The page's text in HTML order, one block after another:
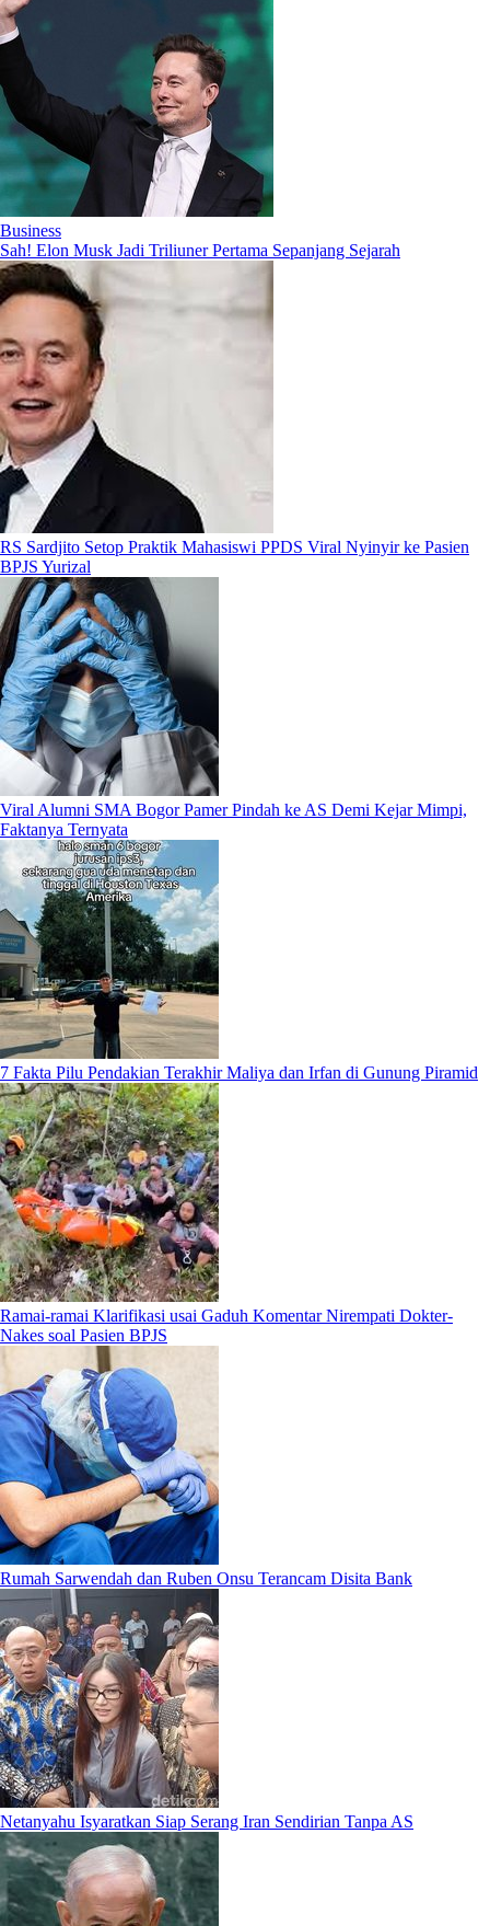
Business
Sah! Elon Musk Jadi Triliuner Pertama Sepanjang Sejarah
RS Sardjito Setop Praktik Mahasiswi PPDS Viral Nyinyir ke Pasien
BPJS Yurizal
Viral Alumni SMA Bogor Pamer Pindah ke AS Demi Kejar Mimpi,
Faktanya Ternyata
7 Fakta Pilu Pendakian Terakhir Maliya dan Irfan di Gunung Piramid
Ramai-ramai Klarifikasi usai Gaduh Komentar Nirempati Dokter-
Nakes soal Pasien BPJS
Rumah Sarwendah dan Ruben Onsu Terancam Disita Bank
Netanyahu Isyaratkan Siap Serang Iran Sendirian Tanpa AS